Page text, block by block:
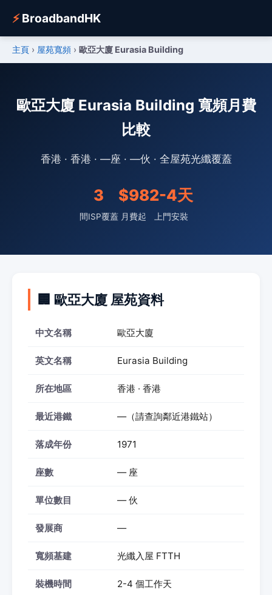
⚡BroadbandHK
主頁 › 屋苑寬頻 › 歐亞大廈 Eurasia Building
歐亞大廈 Eurasia Building 寬頻月費
比較
香港 · 香港 · —座 · —伙 · 全屋苑光纖覆蓋
3
間ISP覆蓋
$98
月費起
2-4天
上門安裝
🏢 歐亞大廈 屋苑資料
中文名稱 歐亞大廈
英文名稱 Eurasia Building
所在地區 香港 · 香港
最近港鐵 —（請查詢鄰近港鐵站）
落成年份 1971
座數 — 座
單位數目 — 伙
發展商 —
寬頻基建 光纖入屋 FTTH
裝機時間 2-4 個工作天